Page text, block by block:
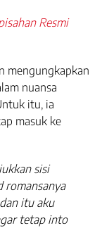
Resmi
mengungkapkan
nuansa
itu, ia
masuk ke
sisi
romansanya
itu aku
tetap into